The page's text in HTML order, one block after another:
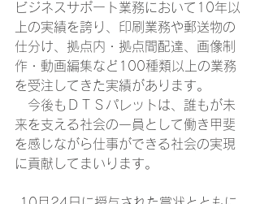
ビジネスサポート業務において10年以
上の実績を誇り、印刷業務や郵送物の
仕分け、拠点内・拠点間配達、画像制
作・動画編集など100種類以上の業務
を受注してきた実績があります。
今後もＤＴＳパレットは、誰もが未
来を支える社会の一員として働き甲斐
を感じながら仕事ができる社会の実現
に貢献してまいります。